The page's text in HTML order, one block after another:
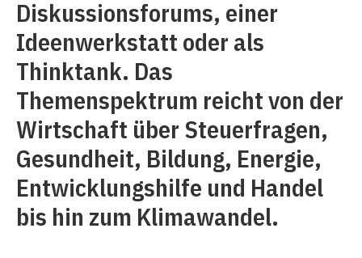
Diskussionsforums, einer
Ideenwerkstatt oder als
Thinktank. Das
Themenspektrum reicht von der
Wirtschaft über Steuerfragen,
Gesundheit, Bildung, Energie,
Entwicklungshilfe und Handel
bis hin zum Klimawandel.